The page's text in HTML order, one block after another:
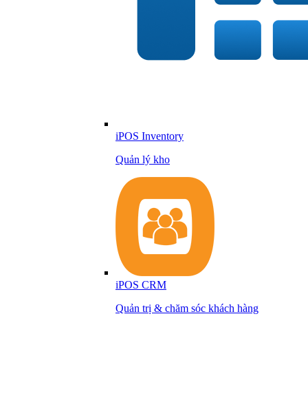
iPOS Inventory
Quản lý kho
iPOS CRM
Quản trị & chăm sóc khách hàng